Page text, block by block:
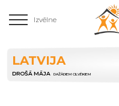
Izvēlne
LATVIJA
DROŠĀ MĀJA DAŽĀDIEM CILVĒKIEM